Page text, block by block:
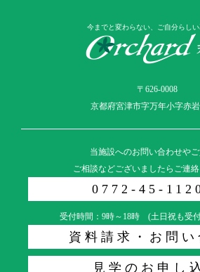
今までと変わらない、ご自分らし
〒626-0008
京都府宮津市字万年小字赤岩
当施設へのお問い合わせやご
ご相談などございましたらご連絡
0772-45-
受付時間：9時～18時 (土日祝も受
資料請求・お問い
見学のお申し